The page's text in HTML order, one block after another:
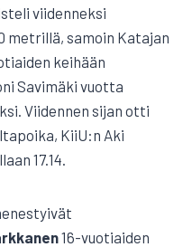
viidenneksi
metrillä, samoin Katajan
keihään
Savimäki vuotta
Viidennen sijan otti
KiiU:n Aki
17.14.
16-vuotiaiden